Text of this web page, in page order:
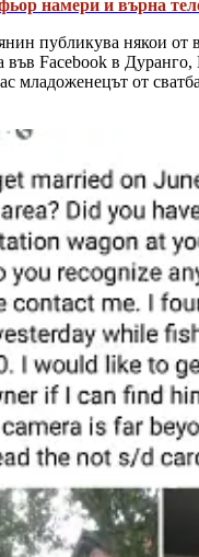
намери и върна
публикува някои от
във Facebook в Дуранго,
младоженецът от